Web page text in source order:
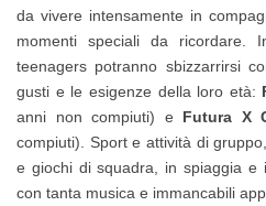
da vivere intensamente in
momenti speciali da ricordare.
teenagers potranno sbizzarrirsi
gusti e le esigenze della loro età:
anni non compiuti) e Futura X
compiuti). Sport e attività di
e giochi di squadra, in spiaggia e
con tanta musica e immancabili